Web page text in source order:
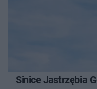
Sinice Jastrzębia